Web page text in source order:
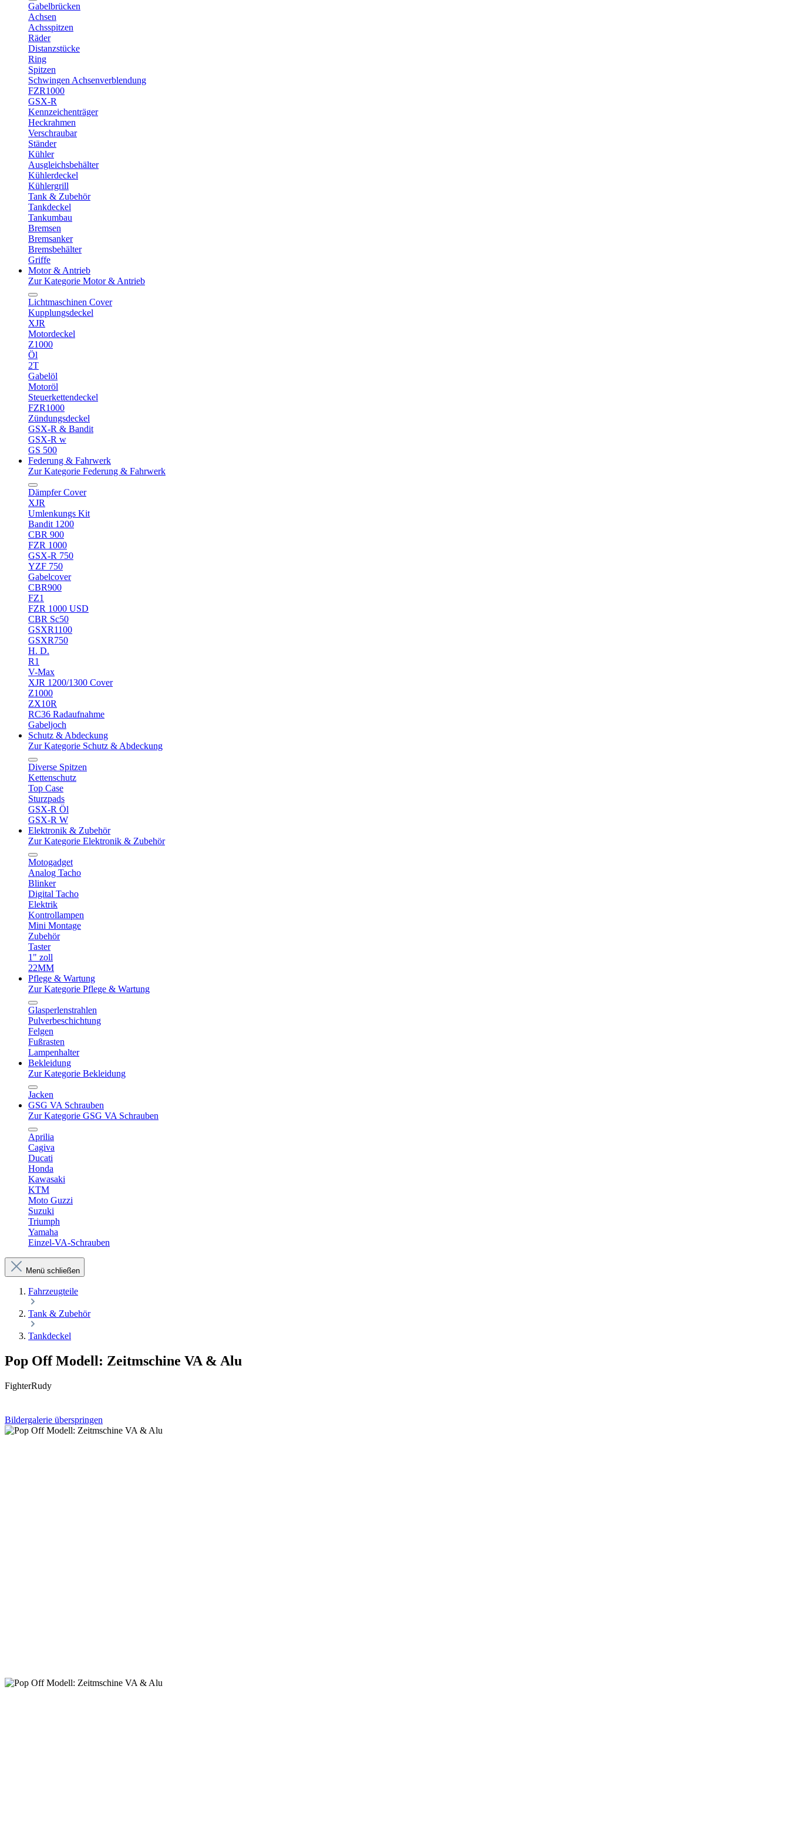
Gabelbrücken
Achsen
Achsspitzen
Räder
Distanzstücke
Ring
Spitzen
Schwingen Achsenverblendung
FZR1000
GSX-R
Kennzeichenträger
Heckrahmen
Verschraubar
Ständer
Kühler
Ausgleichsbehälter
Kühlerdeckel
Kühlergrill
Tank & Zubehör
Tankdeckel
Tankumbau
Bremsen
Bremsanker
Bremsbehälter
Griffe
Motor & Antrieb
Zur Kategorie Motor & Antrieb
Lichtmaschinen Cover
Kupplungsdeckel
XJR
Motordeckel
Z1000
Öl
2T
Gabelöl
Motoröl
Steuerkettendeckel
FZR1000
Zündungsdeckel
GSX-R & Bandit
GSX-R w
GS 500
Federung & Fahrwerk
Zur Kategorie Federung & Fahrwerk
Dämpfer Cover
XJR
Umlenkungs Kit
Bandit 1200
CBR 900
FZR 1000
GSX-R 750
YZF 750
Gabelcover
CBR900
FZ1
FZR 1000 USD
CBR Sc50
GSXR1100
GSXR750
H. D.
R1
V-Max
XJR 1200/1300 Cover
Z1000
ZX10R
RC36 Radaufnahme
Gabeljoch
Schutz & Abdeckung
Zur Kategorie Schutz & Abdeckung
Diverse Spitzen
Kettenschutz
Top Case
Sturzpads
GSX-R Öl
GSX-R W
Elektronik & Zubehör
Zur Kategorie Elektronik & Zubehör
Motogadget
Analog Tacho
Blinker
Digital Tacho
Elektrik
Kontrollampen
Mini Montage
Zubehör
Taster
1" zoll
22MM
Pflege & Wartung
Zur Kategorie Pflege & Wartung
Glasperlenstrahlen
Pulverbeschichtung
Felgen
Fußrasten
Lampenhalter
Bekleidung
Zur Kategorie Bekleidung
Jacken
GSG VA Schrauben
Zur Kategorie GSG VA Schrauben
Aprilia
Cagiva
Ducati
Honda
Kawasaki
KTM
Moto Guzzi
Suzuki
Triumph
Yamaha
Einzel-VA-Schrauben
Menü schließen
Fahrzeugteile
Tank & Zubehör
Tankdeckel
Pop Off Modell: Zeitmschine VA & Alu
FighterRudy
Bildergalerie überspringen